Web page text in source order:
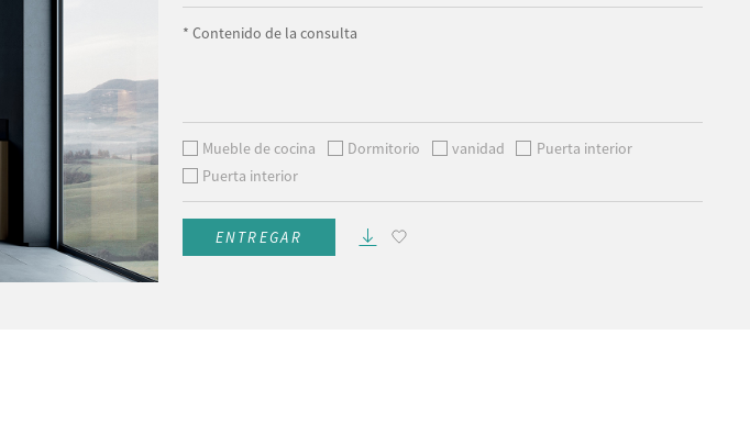
* Contenido de la consulta
Mueble de cocina Dormitorio vanidad
Puerta interior
Puerta interior
ENTREGAR